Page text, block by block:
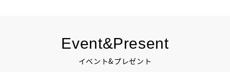
Event&Present
イベント&プレゼント